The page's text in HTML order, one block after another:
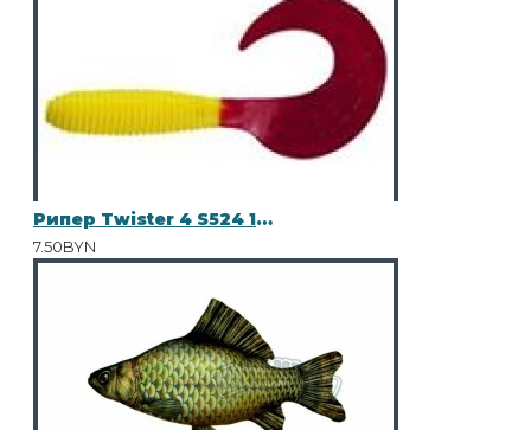
Рипер Twister 4 S524 10шт
7.50BYN